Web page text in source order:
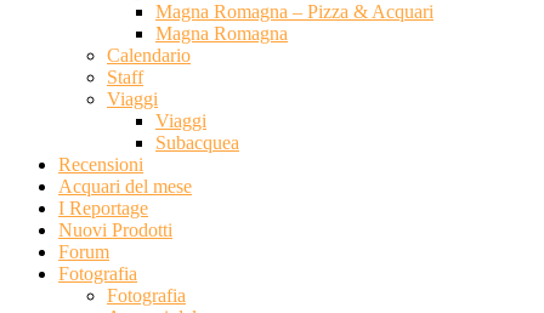
Magna Romagna – Pizza & Acquari
Magna Romagna
Calendario
Staff
Viaggi
Viaggi
Subacquea
Recensioni
Acquari del mese
I Reportage
Nuovi Prodotti
Forum
Fotografia
Fotografia